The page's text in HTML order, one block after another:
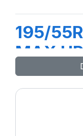
195/
MAX